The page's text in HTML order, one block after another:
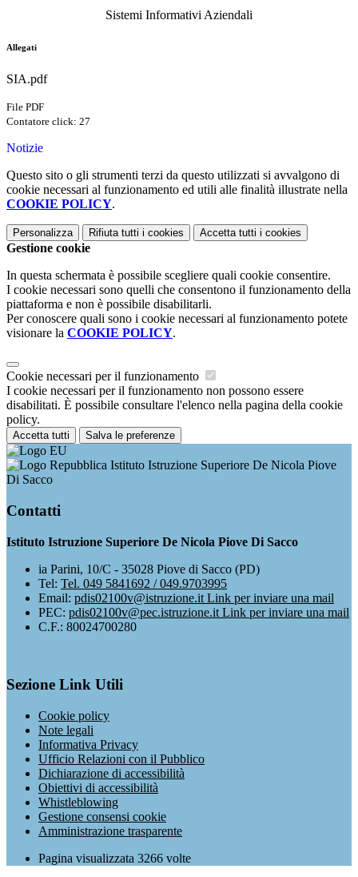
Sistemi Informativi Aziendali
Allegati
SIA.pdf
File PDF
Contatore click: 27
Notizie
Questo sito o gli strumenti terzi da questo utilizzati si avvalgono di
cookie necessari al funzionamento ed utili alle finalità illustrate nella
COOKIE POLICY.
Personalizza Rifiuta tutti i cookies Accetta tutti i cookies
Gestione cookie
In questa schermata è possibile scegliere quali cookie consentire.
I cookie necessari sono quelli che consentono il funzionamento della
piattaforma e non è possibile disabilitarli.
Per conoscere quali sono i cookie necessari al funzionamento potete
visionare la COOKIE POLICY.
Cookie necessari per il funzionamento
I cookie necessari per il funzionamento non possono essere
disabilitati. È possibile consultare l'elenco nella pagina della cookie
policy.
Accetta tutti Salva le preferenze
Istituto Istruzione Superiore De Nicola Piove
Di Sacco
Contatti
Istituto Istruzione Superiore De Nicola Piove Di Sacco
ia Parini, 10/C - 35028 Piove di Sacco (PD)
Tel: Tel. 049 5841692 / 049.9703995
Email: pdis02100v@istruzione.it Link per inviare una mail
PEC: pdis02100v@pec.istruzione.it Link per inviare una mail
C.F.: 80024700280
Sezione Link Utili
Cookie policy
Note legali
Informativa Privacy
Ufficio Relazioni con il Pubblico
Dichiarazione di accessibilità
Obiettivi di accessibilità
Whistleblowing
Gestione consensi cookie
Amministrazione trasparente
Pagina visualizzata 3266 volte